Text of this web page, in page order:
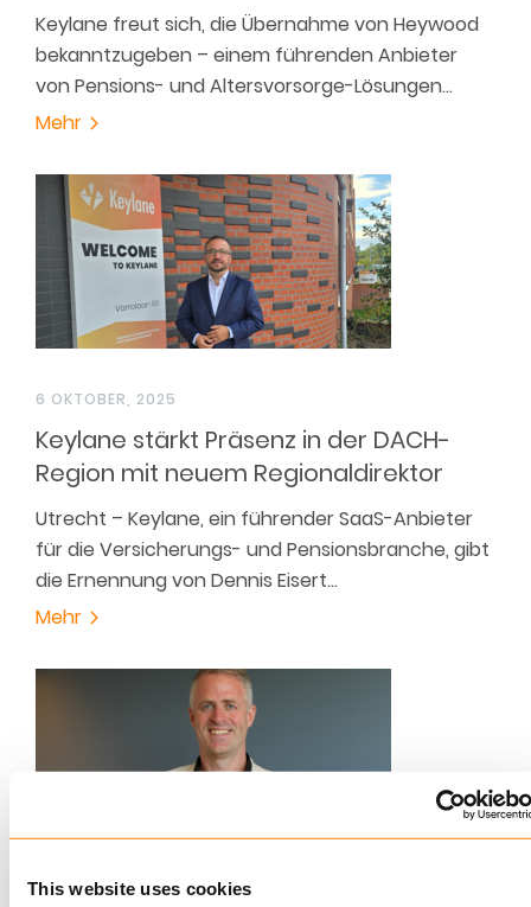
This website uses cookies
Keylane freut sich, die Übernahme von Heywood
bekanntzugeben – einem führenden Anbieter
von Pensions- und Altersvorsorge-Lösungen…
Mehr
6 OKTOBER, 2025
Keylane stärkt Präsenz in der DACH-
Region mit neuem Regionaldirektor
Utrecht – Keylane, ein führender SaaS-Anbieter
für die Versicherungs- und Pensionsbranche, gibt
die Ernennung von Dennis Eisert…
Mehr
1 OKTOBER, 2025